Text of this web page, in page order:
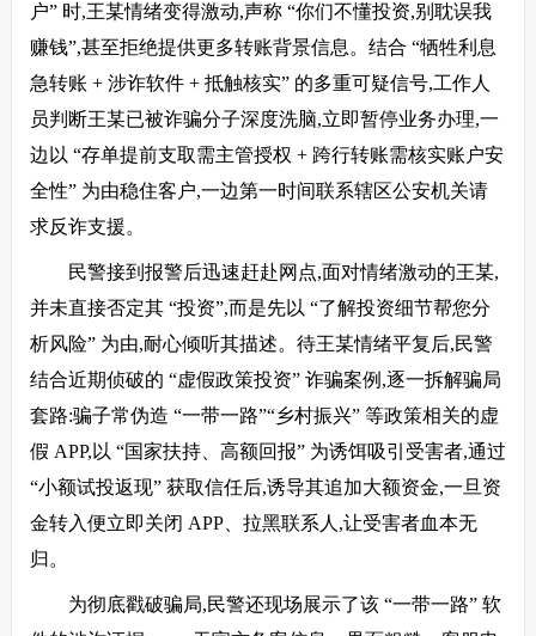
户” 时,王某情绪变得激动,声称 “你们不懂投资,别耽误我
赚钱”,甚至拒绝提供更多转账背景信息。结合 “牺牲利息
急转账 + 涉诈软件 + 抵触核实” 的多重可疑信号,工作人
员判断王某已被诈骗分子深度洗脑,立即暂停业务办理,一
边以 “存单提前支取需主管授权 + 跨行转账需核实账户安
全性” 为由稳住客户,一边第一时间联系辖区公安机关请
求反诈支援。
民警接到报警后迅速赶赴网点,面对情绪激动的王某,
并未直接否定其 “投资”,而是先以 “了解投资细节帮您分
析风险” 为由,耐心倾听其描述。待王某情绪平复后,民警
结合近期侦破的 “虚假政策投资” 诈骗案例,逐一拆解骗局
套路:骗子常伪造 “一带一路”“乡村振兴” 等政策相关的虚
假 APP,以 “国家扶持、高额回报” 为诱饵吸引受害者,通过
“小额试投返现” 获取信任后,诱导其追加大额资金,一旦资
金转入便立即关闭 APP、拉黑联系人,让受害者血本无
归。
为彻底戳破骗局,民警还现场展示了该 “一带一路” 软